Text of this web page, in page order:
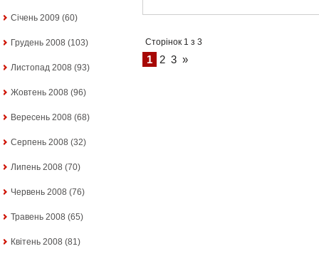
Січень 2009 (60)
Грудень 2008 (103)
Листопад 2008 (93)
Жовтень 2008 (96)
Вересень 2008 (68)
Серпень 2008 (32)
Липень 2008 (70)
Червень 2008 (76)
Травень 2008 (65)
Квітень 2008 (81)
Сторінок 1 з 3
1 2 3 »